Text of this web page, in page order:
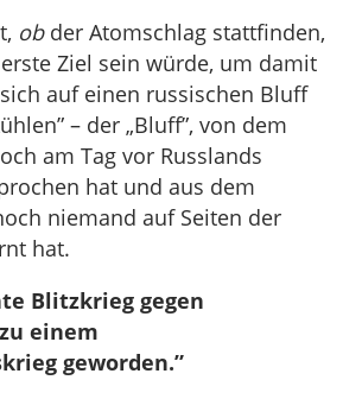
ob der Atomschlag stattfinden,
Ziel sein würde, um damit
auf einen russischen Bluff
– der „Bluff”, von dem
am Tag vor Russlands
hat und aus dem
niemand auf Seiten der
hat.
Blitzkrieg gegen
einem
geworden.”